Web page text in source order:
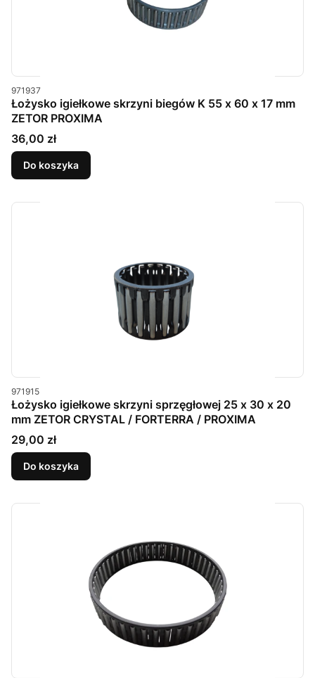
Kod produktu
971937
Łożysko igiełkowe skrzyni biegów K 55 x 60 x 17 mm
ZETOR PROXIMA
Cena
36,00 zł
Do koszyka
Kod produktu
971915
Łożysko igiełkowe skrzyni sprzęgłowej 25 x 30 x 20
mm ZETOR CRYSTAL / FORTERRA / PROXIMA
Cena
29,00 zł
Do koszyka